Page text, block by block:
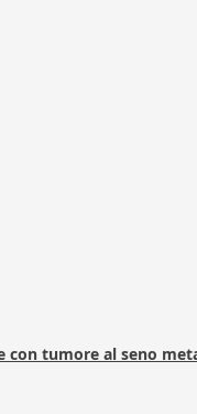
con tumore al seno